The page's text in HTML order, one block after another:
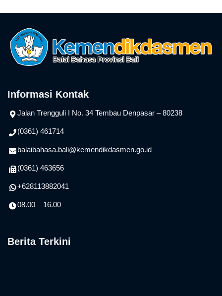
Informasi Kontak
Jalan Trengguli I No. 34 Tembau Denpasar – 80238
balaibahasa.bali@kemendikdasmen.go.id